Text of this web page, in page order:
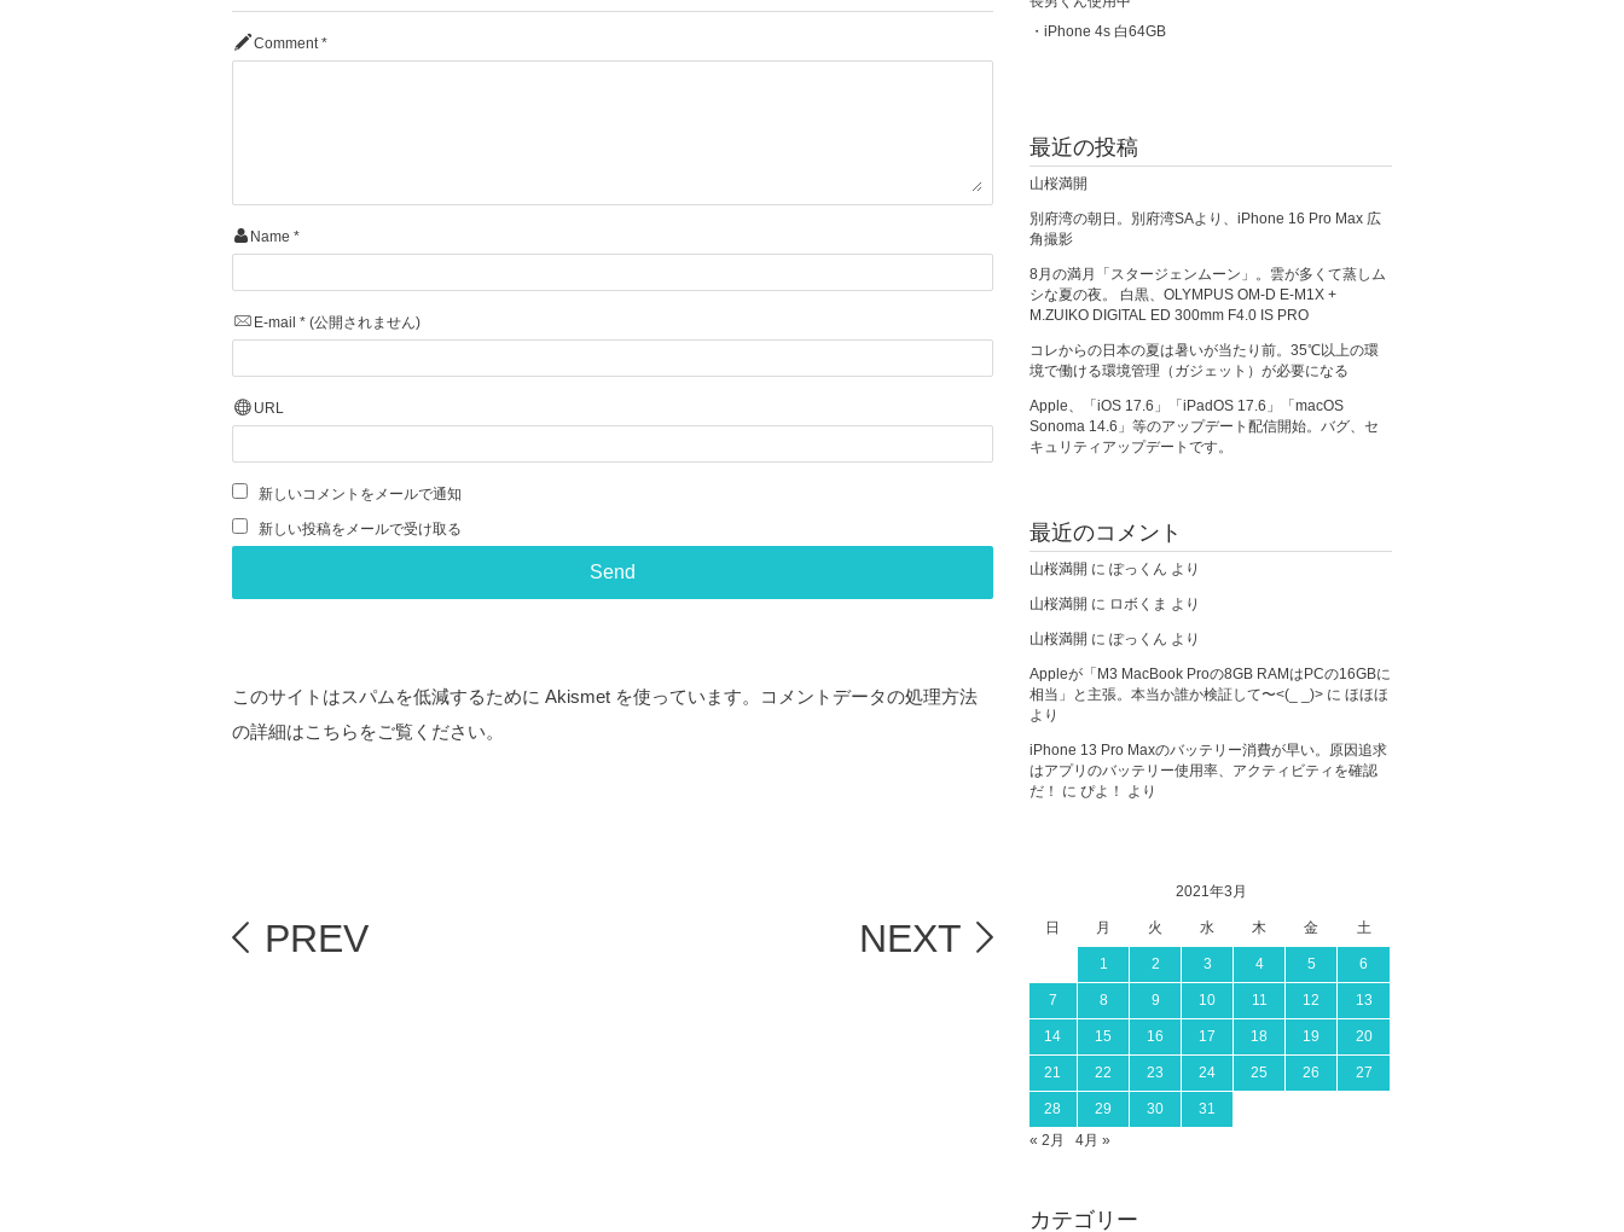
Comment *
Name *
E-mail * (公開されません)
URL
新しいコメントをメールで通知
新しい投稿をメールで受け取る
このサイトはスパムを低減するために Akismet を使っています。
コメントデータの処理方法
の詳細はこちらをご覧ください。
PREV NEXT
・iPhone 4s 白64GB
最近の投稿
山桜満開
別府湾の朝日。別府湾SAより、iPhone 16 Pro Max 広
角撮影
8月の満月「スタージェンムーン」。雲が多くて蒸しム
シな夏の夜。 白黒、OLYMPUS OM-D E-M1X +
M.ZUIKO DIGITAL ED 300mm F4.0 IS PRO
コレからの日本の夏は暑いが当たり前。35℃以上の環
境で働ける環境管理（ガジェット）が必要になる
Apple、「iOS 17.6」「iPadOS 17.6」「macOS
Sonoma 14.6」等のアップデート配信開始。バグ、セ
キュリティアップデートです。
最近のコメント
山桜満開 に ぽっくん より
山桜満開 に ロボくま より
山桜満開 に ぽっくん より
Appleが「M3 MacBook Proの8GB RAMはPCの16GBに
相当」と主張。本当か誰か検証して〜<(_ _)> に ほほほ
より
iPhone 13 Pro Maxのバッテリー消費が早い。原因追求
はアプリのバッテリー使用率、アクティビティを確認
だ！
に ぴよ！ より
2021年3月
日 月 火 水 木 金 土
1 2 3 4 5 6
7 8 9 10 11 12 13
14 15 16 17 18 19 20
21 22 23 24 25 26 27
28 29 30
31
« 2月
4月 »
カテゴリー